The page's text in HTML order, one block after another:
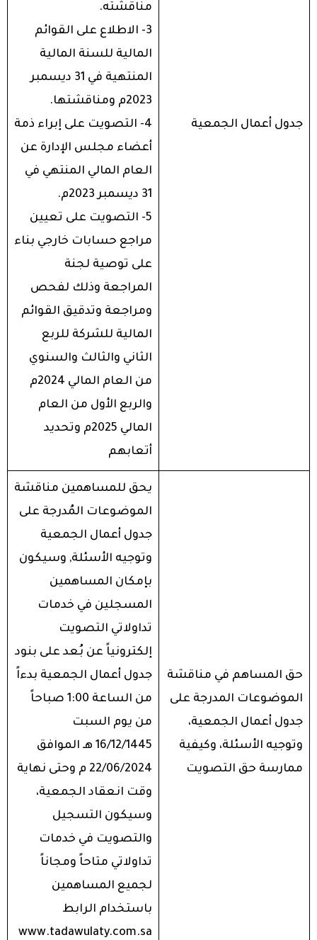
جدول أعمال الجمعية
مناقشته.
3- الاطلاع على القوائم
المالية للسنة المالية
المنتهية في 31 ديسمبر
2023م ومناقشتها.
4- التصويت على إبراء ذمة
أعضاء مجلس الإدارة عن
العام المالي المنتهي في
31 ديسمبر 2023م.
5- التصويت على تعيين
مراجع حسابات خارجي بناء
على توصية لجنة
المراجعة وذلك لفحص
ومراجعة وتدقيق القوائم
المالية للشركة للربع
الثاني والثالث والسنوي
من العام المالي 2024م
والربع الأول من العام
المالي 2025م وتحديد
أتعابهم
حق المساهم في مناقشة
الموضوعات المدرجة على
جدول أعمال الجمعية،
وتوجيه الأسئلة، وكيفية
ممارسة حق التصويت
يحق للمساهمين مناقشة
الموضوعات المُدرجة على
جدول أعمال الجمعية
وتوجيه الأسئلة, وسيكون
بإمكان المساهمين
المسجلين في خدمات
تداولاتي التصويت
إلكترونياً عن بُعد على بنود
جدول أعمال الجمعية بدءاً
من الساعة 1:00 صباحاً
من يوم السبت
16/12/1445 هـ الموافق
22/06/2024 م وحتى نهاية
وقت انعقاد الجمعية،
وسيكون التسجيل
والتصويت في خدمات
تداولاتي متاحاً ومجاناً
لجميع المساهمين
باستخدام الرابط
www.tadawulaty.com.sa